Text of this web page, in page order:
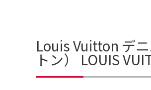
Louis Vuitton デ
トン） LOUIS